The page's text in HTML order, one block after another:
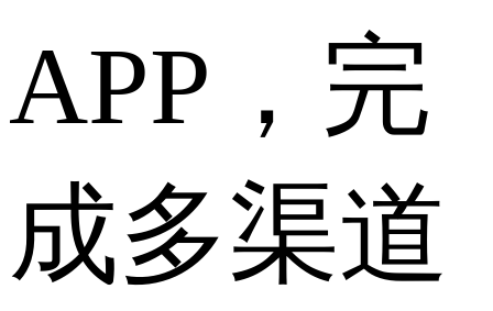
APP，完
成多渠道